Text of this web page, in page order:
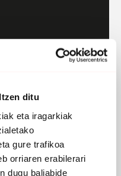
ditu
eta iragarkiak
gure trafikoa
orriaren erabilerari
dugu baliabide